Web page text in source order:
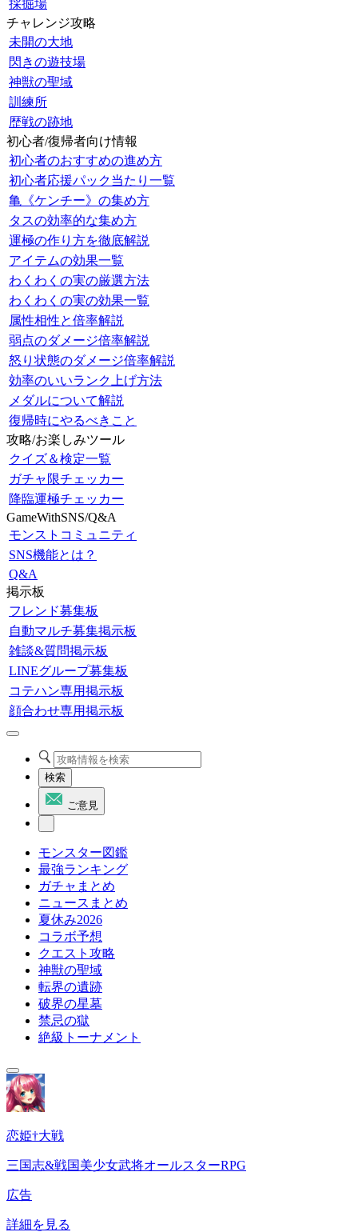
採掘場
チャレンジ攻略
未開の大地
閃きの遊技場
神獣の聖域
訓練所
歴戦の跡地
初心者/復帰者向け情報
初心者のおすすめの進め方
初心者応援パック当たり一覧
亀《ケンチー》の集め方
タスの効率的な集め方
運極の作り方を徹底解説
アイテムの効果一覧
わくわくの実の厳選方法
わくわくの実の効果一覧
属性相性と倍率解説
弱点のダメージ倍率解説
怒り状態のダメージ倍率解説
効率のいいランク上げ方法
メダルについて解説
復帰時にやるべきこと
攻略/お楽しみツール
クイズ＆検定一覧
ガチャ限チェッカー
降臨運極チェッカー
GameWithSNS/Q&A
モンストコミュニティ
SNS機能とは？
Q&A
掲示板
フレンド募集板
自動マルチ募集掲示板
雑談&質問掲示板
LINEグループ募集板
コテハン専用掲示板
顔合わせ専用掲示板
検索
ご意見
モンスター図鑑
最強ランキング
ガチャまとめ
ニュースまとめ
夏休み2026
コラボ予想
クエスト攻略
神獣の聖域
転界の遺跡
破界の星墓
禁忌の獄
絶級トーナメント
恋姫†大戦
三国志&戦国美少女武将オールスターRPG
広告
詳細を見る